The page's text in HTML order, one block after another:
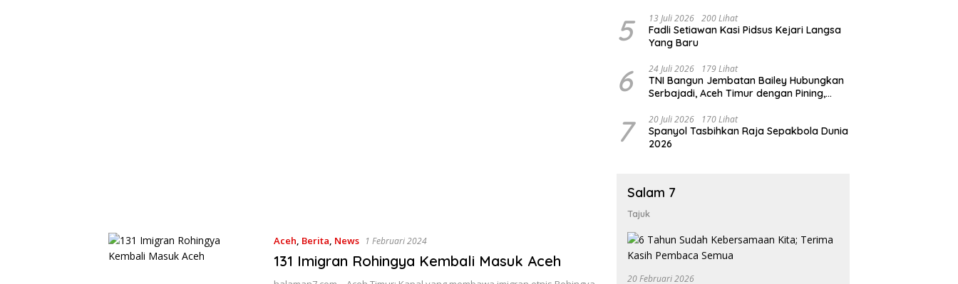
Aceh, Berita, News 1 Februari 2024
131 Imigran Rohingya Kembali Masuk Aceh
5 13 Juli 2026 200 Lihat
Fadli Setiawan Kasi Pidsus Kejari Langsa
Yang Baru
6 24 Juli 2026 179 Lihat
TNI Bangun Jembatan Bailey Hubungkan
Serbajadi, Aceh Timur dengan Pining,
7 20 Juli 2026 170 Lihat
Spanyol Tasbihkan Raja Sepakbola Dunia
2026
Salam 7
Tajuk
20 Februari 2026